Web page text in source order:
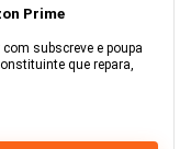
Prime
subscreve e poupa
que repara,